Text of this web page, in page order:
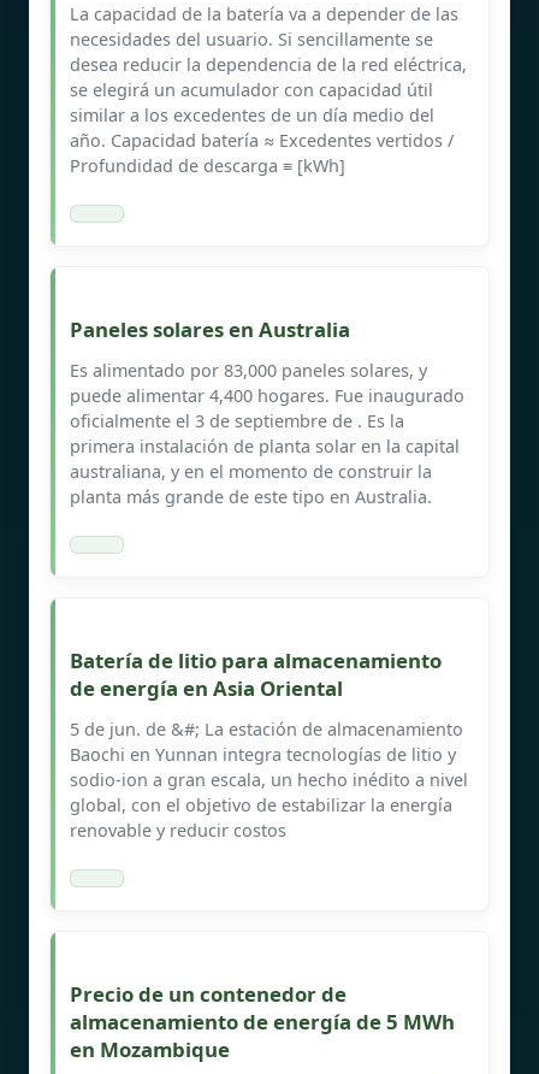
La capacidad de la batería va a depender de las
necesidades del usuario. Si sencillamente se
desea reducir la dependencia de la red eléctrica,
se elegirá un acumulador con capacidad útil
similar a los excedentes de un día medio del
año. Capacidad batería ≈ Excedentes vertidos /
Profundidad de descarga ≡ [kWh]
Paneles solares en Australia
Es alimentado por 83,000 paneles solares, y
puede alimentar 4,400 hogares. Fue inaugurado
oficialmente el 3 de septiembre de . Es la
primera instalación de planta solar en la capital
australiana, y en el momento de construir la
planta más grande de este tipo en Australia.
Batería de litio para almacenamiento
de energía en Asia Oriental
5 de jun. de &#; La estación de almacenamiento
Baochi en Yunnan integra tecnologías de litio y
sodio-ion a gran escala, un hecho inédito a nivel
global, con el objetivo de estabilizar la energía
renovable y reducir costos
Precio de un contenedor de
almacenamiento de energía de 5 MWh
en Mozambique